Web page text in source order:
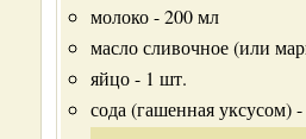
молоко - 200 мл
масло сливочное (или
яйцо - 1 шт.
сода (гашенная уксусом)